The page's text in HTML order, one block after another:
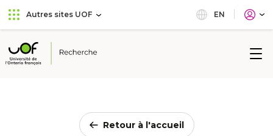
Aller
au
principal
Passer
au
Autres sites UOF EN
Université
Retour à l'accueil